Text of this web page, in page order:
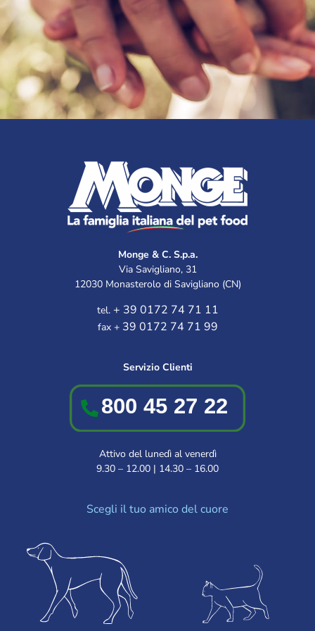
Monge & C. S.p.a.
Via Savigliano, 31
12030 Monasterolo di Savigliano (CN)
tel. + 39 0172 74 71 11
fax + 39 0172 74 71 99
Servizio Clienti
Attivo del lunedì al venerdì
9.30 – 12.00 | 14.30 – 16.00
Scegli il tuo amico del cuore